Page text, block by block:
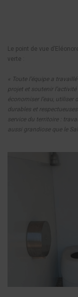
Le point de vue
verte :
« Toute l’équipe a
projet et soutenir
économiser l’eau,
durables et
service du territoire :
aussi grandiose que le